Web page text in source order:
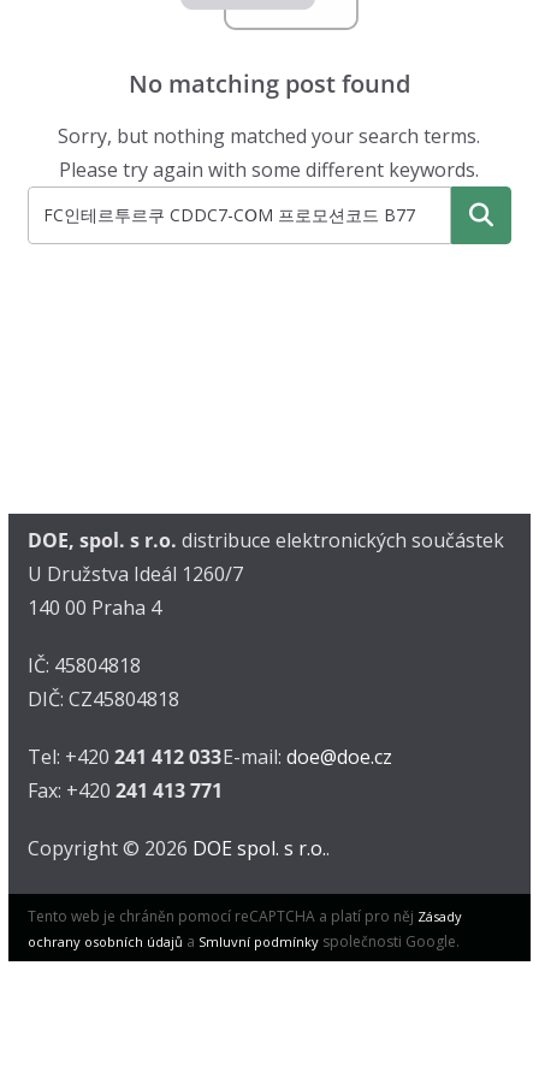
No matching post found
Sorry, but nothing matched your search terms.
Please try again with some different keywords.
DOE, spol. s r.o. distribuce elektronických součástek
U Družstva Ideál 1260/7
140 00 Praha 4
IČ: 45804818
DIČ: CZ45804818
Tel: +420 241 412 033
Fax: +420 241 413 771
E-mail: doe@doe.cz
Copyright © 2026 DOE spol. s r.o..
Tento web je chráněn pomocí reCAPTCHA a platí pro něj Zásady
ochrany osobních údajů a Smluvní podmínkyspolečnosti Google.